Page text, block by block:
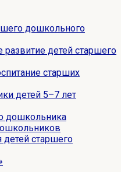
дошкольного
детей старшего
старших
детей 5–7 лет
дошкольника
старшего